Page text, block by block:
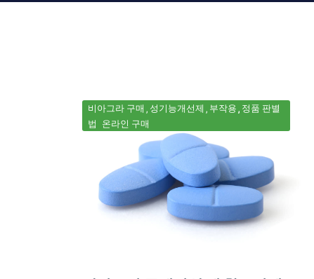
비아그라 구매 성기능개선제 부작용 정품 판별
법
온라인 구매